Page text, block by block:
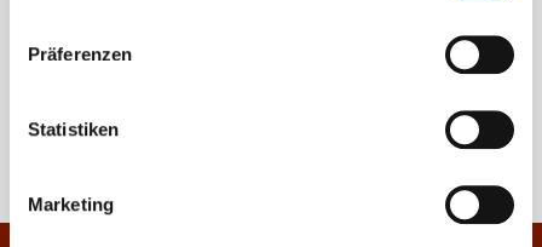
Präferenzen
Statistiken
Marketing